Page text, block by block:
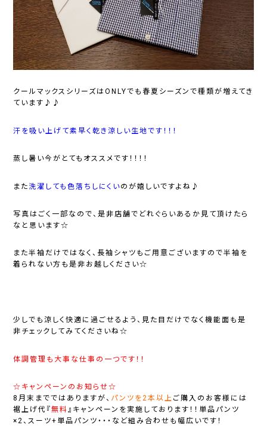
クールマックスシリーズはONLYでも春夏シーズンで種類が増えてき
ています♪♪
汗を吸い上げて素早く乾き涼しい生地です！！！
蒸し暑い今がとてもオススメです！！！！
また 洗濯しても色落ちしにくいのが嬉しいですよね♪
写真はごく一部なので、是非店舗でどれぐらいあるか見て頂けたら
なと思います☆
また半袖だけではなく、長袖シャツもご用意ございますので半袖を
着られない方も是非お越しください☆
少しでも涼しく快適に過ごせるよう、見た目だけでなく機能面も是
非チェックしてみてくださいね☆
体調管理も大事な仕事の一つです！！
☆キャンペーンのお知らせ☆
8月末までではありますが、 パンツを2本以上 ご購入のお客様には
裾上げ代『無料』キャンペーンを実施しております！！単品パンツ
×2、スーツ+単品パンツ・・・など組み合わせも幅広いです！